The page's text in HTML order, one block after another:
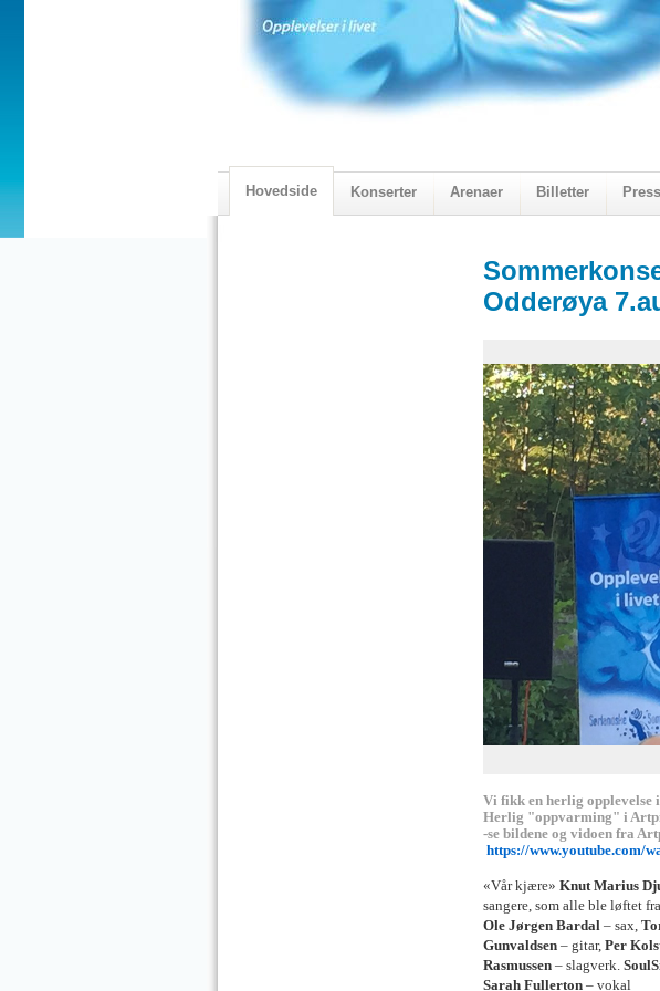
Hovedside Konserter Arenaer Billetter
Odderøya
Vi fikk en herlig opplevelse
Herlig "oppvarming" i
-se bildene og vidoen fra
https://www.youtube.com/
«Vår kjære» Knut Marius
sangere, som alle ble løftet
Ole Jørgen Bardal – sax,
Gunvaldsen – gitar, Per
Rasmussen – slagverk.
Sarah Fullerton – vokal